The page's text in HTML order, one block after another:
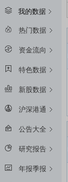
我的数据
热门数据
资金流向
特色数据
新股数据
沪深港通
公告大全
研究报告
年报季报